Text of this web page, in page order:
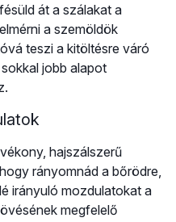
át a szálakat a
a szemöldök
teszi a kitöltésre váró
jobb alapot
hajszálszerű
rányomnád a bőrödre,
irányuló mozdulatokat a
megfelelő